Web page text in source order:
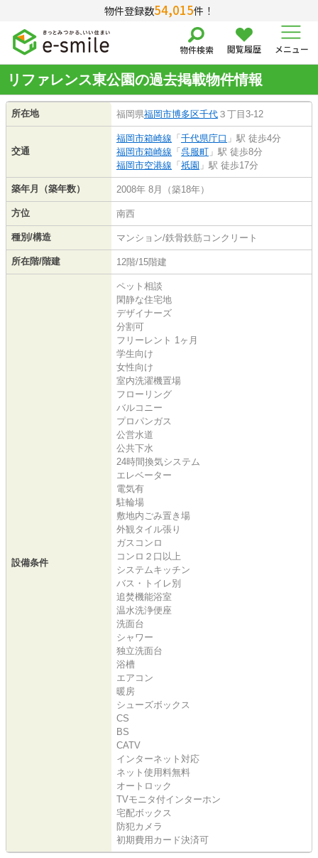
物件登録数54,015件！
物件検索 閲覧履歴 メニュー
リファレンス東公園の過去掲載物件情報
所在地 福岡県福岡市博多区千代 ３丁目3-12
交通
福岡市箱崎線 「千代県庁口 」駅 徒歩4分
福岡市箱崎線 「呉服町 」駅 徒歩8分
福岡市空港線 「祇園 」駅 徒歩17分
築年月（築年数） 2008年 8月（築18年）
方位 南西
種別/構造 マンション/鉄骨鉄筋コンクリート
所在階/階建 12階/15階建
設備条件
ペット相談
閑静な住宅地
デザイナーズ
分割可
フリーレント 1ヶ月
学生向け
女性向け
室内洗濯機置場
フローリング
バルコニー
プロパンガス
公営水道
公共下水
24時間換気システム
エレベーター
電気有
駐輪場
敷地内ごみ置き場
外観タイル張り
ガスコンロ
コンロ２口以上
システムキッチン
バス・トイレ別
追焚機能浴室
温水洗浄便座
洗面台
シャワー
独立洗面台
浴槽
エアコン
暖房
シューズボックス
CS
BS
CATV
インターネット対応
ネット使用料無料
オートロック
TVモニタ付インターホン
宅配ボックス
防犯カメラ
初期費用カード決済可